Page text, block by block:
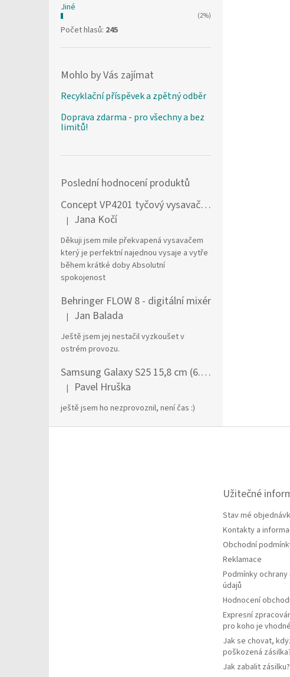
Jiné
(2%)
Počet hlasů: 245
Mohlo by Vás zajímat
Recyklační příspěvek a zpětný odběr
Doprava zdarma - pro všechny a bez
limitů!
Poslední hodnocení produktů
Concept VP4201 tyčový vysavač / elektrický smeták Tyčový vysavač 2 v 1 AC Suché a mokré Bezsáčkové 0,6 l 90 W Černá, Stříbrná
Hodnocení produktu je 5 z 5 hvězdiček.
| Jana Kočí
Děkuji jsem mile překvapená vysavačem
který je perfektní najednou vysaje a vytře
během krátké doby Absolutní
spokojenost
Behringer FLOW 8 - digitální mixér
Hodnocení produktu je 5 z 5 hvězdiček.
| Jan Balada
Ještě jsem jej nestačil vyzkoušet v
ostrém provozu.
Samsung Galaxy S25 15,8 cm (6.2") Dual SIM Android 15 5G USB typu C 12 GB 256 GB 4000 mAh Námořnická modrá
Hodnocení produktu je 1 z 5 hvězdiček.
| Pavel Hruška
ještě jsem ho nezprovoznil, není čas :)
Užitečné
Stav mé
Kontakty a
Obchodní
Reklamace
Podmínky
údajů
Hodnocení
Expresní
pro koho je vhodné
Jak se chovat,
poškozená
Jak zabalit zásilku?